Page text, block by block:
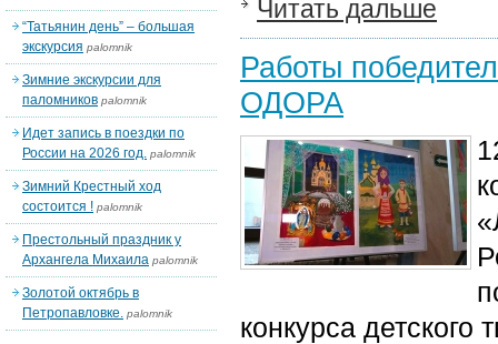
Читать дальше
Работы
ОДОРА
конкурса детского
“Татьянин день” – большая
экскурсия palomnik
Зимние экскурсии для
паломников palomnik
Идет запись в поездки по
России на 2026 год. palomnik
Зимний Крестный ход
состоится ! palomnik
Престольный праздник у
Архангела Михаила palomnik
Золотой октябрь в
Петропавловке. palomnik